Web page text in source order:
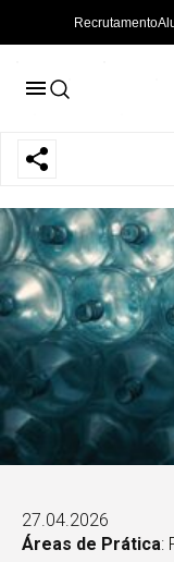
Recrutamento
27.04.2026
Áreas de Prática: